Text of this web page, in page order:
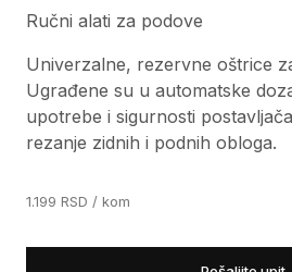
Ručni alati za podove
Univerzalne, rezervne oštrice
Ugrađene su u automatske
upotrebe i sigurnosti
rezanje zidnih i podnih obloga.
1.199 RSD / kom